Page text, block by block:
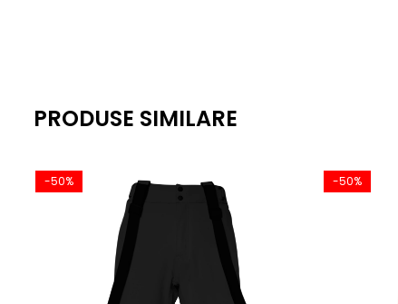
PRODUSE SIMILARE
-50% -50%